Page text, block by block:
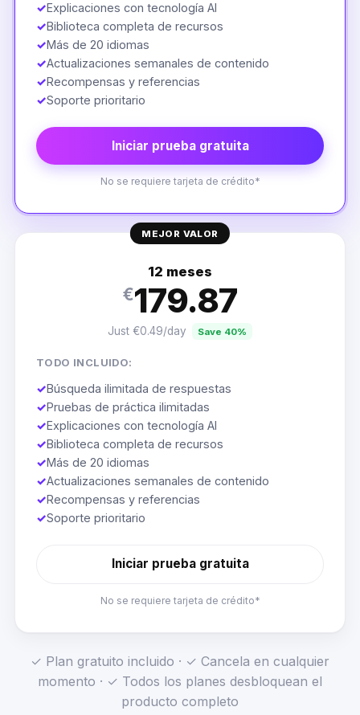
✓Explicaciones con tecnología AI
✓Biblioteca completa de recursos
✓Más de 20 idiomas
✓Actualizaciones semanales de contenido
✓Recompensas y referencias
✓Soporte prioritario
Iniciar prueba gratuita
No se requiere tarjeta de crédito*
MEJOR VALOR
12 meses
€179.87
Just €0.49/day Save 40%
TODO INCLUIDO:
✓Búsqueda ilimitada de respuestas
✓Pruebas de práctica ilimitadas
✓Explicaciones con tecnología AI
✓Biblioteca completa de recursos
✓Más de 20 idiomas
✓Actualizaciones semanales de contenido
✓Recompensas y referencias
✓Soporte prioritario
Iniciar prueba gratuita
No se requiere tarjeta de crédito*
✓ Plan gratuito incluido · ✓ Cancela en cualquier
momento · ✓ Todos los planes desbloquean el
producto completo